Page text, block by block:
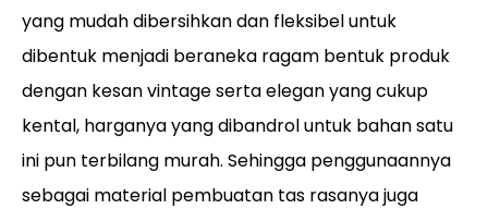
yang mudah dibersihkan dan fleksibel untuk
dibentuk menjadi beraneka ragam bentuk produk
dengan kesan vintage serta elegan yang cukup
kental, harganya yang dibandrol untuk bahan satu
ini pun terbilang murah. Sehingga penggunaannya
sebagai material pembuatan tas rasanya juga